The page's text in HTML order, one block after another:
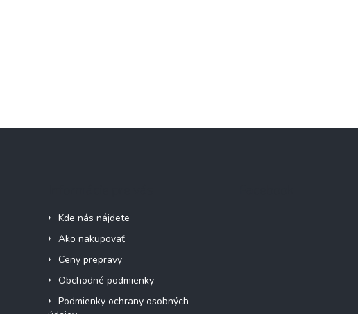
Kde nás nájdete
Ako nakupovať
Ceny prepravy
Obchodné podmienky
Podmienky ochrany osobných